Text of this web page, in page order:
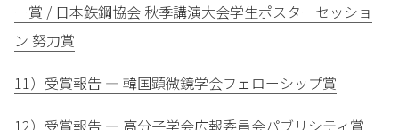
ー賞 / 日本鉄鋼協会 秋季講演大会学生ポスターセッショ
ン 努力賞
11）受賞報告 — 韓国顕微鏡学会フェローシップ賞